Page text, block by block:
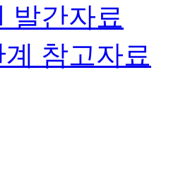
발간자료
참고자료